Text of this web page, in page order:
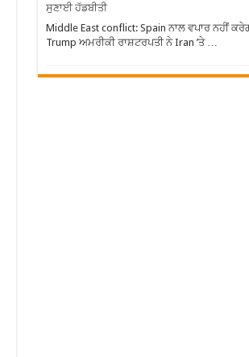
ਸੁਣਾਈ ਹੱਡਬੀਤੀ
Middle East conflict: Spain ਨਾਲ ਵਪਾਰ ਨਹੀਂ
Trump ਅਮਰੀਕੀ ਰਾਸ਼ਟਰਪਤੀ ਨੇ Iran ’ਤੇ …